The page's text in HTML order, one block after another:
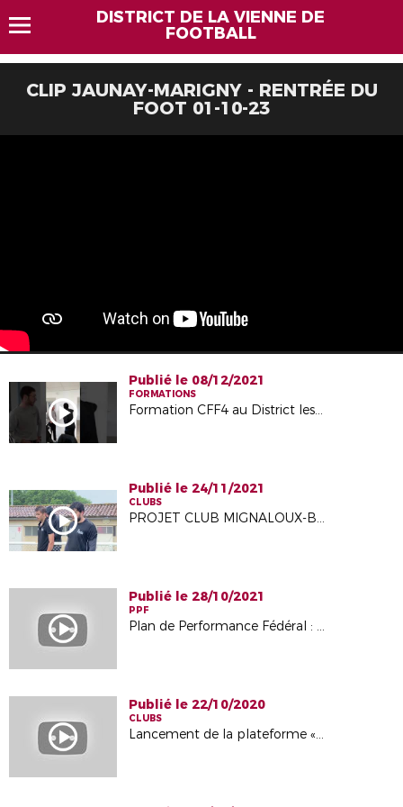
DISTRICT DE LA VIENNE DE
FOOTBALL
CLIP JAUNAY-MARIGNY - RENTRÉE DU
FOOT 01-10-23
Publié le 08/12/2021
FORMATIONS
Formation CFF4 au District les 29 & 30 novembre : projet associatif
Publié le 24/11/2021
CLUBS
PROJET CLUB MIGNALOUX-BEAUVOIR
Publié le 28/10/2021
PPF
Plan de Performance Fédéral : qu'est-ce que c'est ?
Publié le 22/10/2020
CLUBS
Lancement de la plateforme « Le Corner »